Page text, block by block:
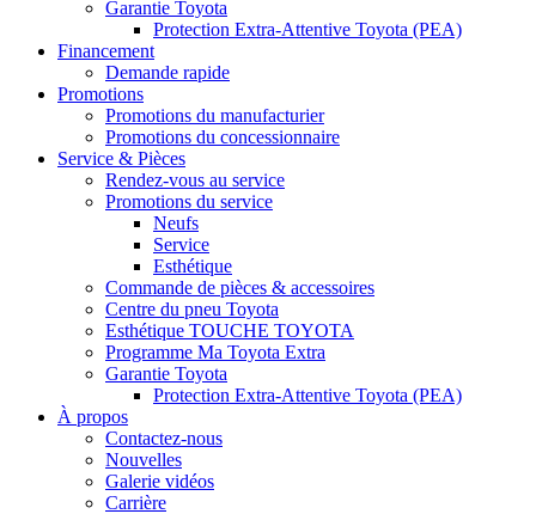
Garantie Toyota
Protection Extra-Attentive Toyota (PEA)
Financement
Demande rapide
Promotions
Promotions du manufacturier
Promotions du concessionnaire
Service & Pièces
Rendez-vous au service
Promotions du service
Neufs
Service
Esthétique
Commande de pièces & accessoires
Centre du pneu Toyota
Esthétique TOUCHE TOYOTA
Programme Ma Toyota Extra
Garantie Toyota
Protection Extra-Attentive Toyota (PEA)
À propos
Contactez-nous
Nouvelles
Galerie vidéos
Carrière